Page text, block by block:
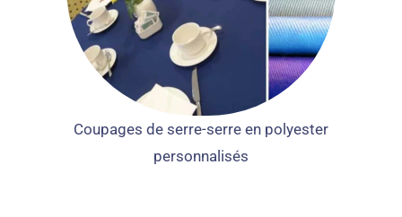
Coupages de serre-serre en polyester
personnalisés